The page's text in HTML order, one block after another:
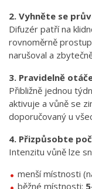
2. Vyhněte se
Difuzér patří na
rovnoměrně
narušoval a
3. Pravidelně
Přibližně jednou
aktivuje a vůně se
doporučovaný u
4. Přizpůsobte
Intenzitu vůně lze
menší místnosti
běžné místnosti: